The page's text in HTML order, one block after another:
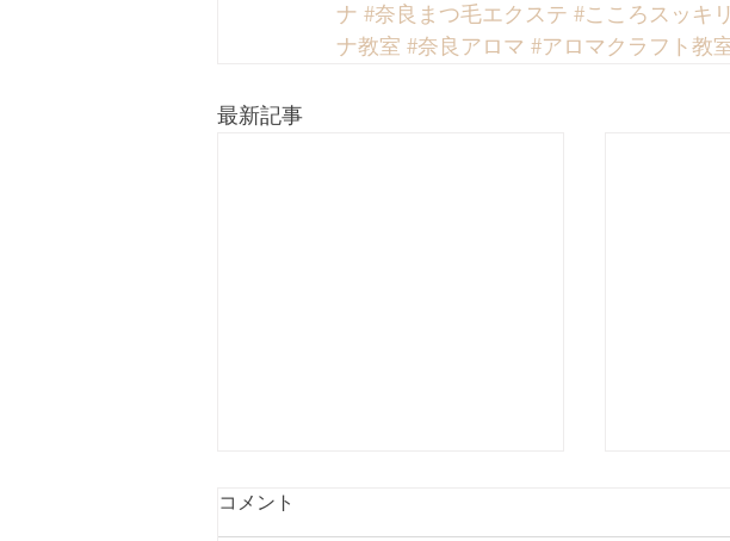
ナ #奈良まつ毛エクステ #こころスッキ
ナ教室 #奈良アロマ #アロマクラフト教
最新記事
コメント